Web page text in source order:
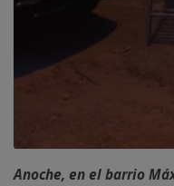
Anoche, en el barrio